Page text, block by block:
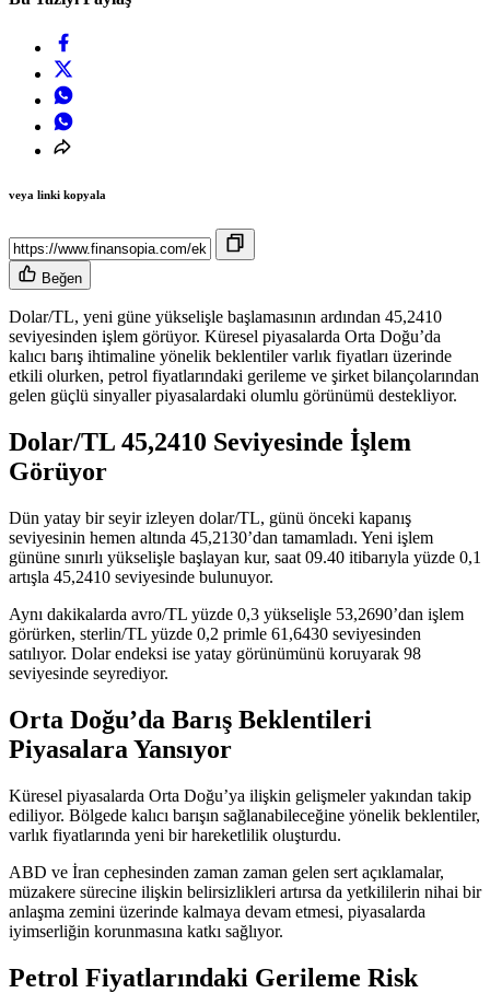
veya linki kopyala
Beğen
Dolar/TL, yeni güne yükselişle başlamasının ardından 45,2410
seviyesinden işlem görüyor. Küresel piyasalarda Orta Doğu’da
kalıcı barış ihtimaline yönelik beklentiler varlık fiyatları üzerinde
etkili olurken, petrol fiyatlarındaki gerileme ve şirket bilançolarından
gelen güçlü sinyaller piyasalardaki olumlu görünümü destekliyor.
Dolar/TL 45,2410 Seviyesinde İşlem
Görüyor
Dün yatay bir seyir izleyen dolar/TL, günü önceki kapanış
seviyesinin hemen altında 45,2130’dan tamamladı. Yeni işlem
gününe sınırlı yükselişle başlayan kur, saat 09.40 itibarıyla yüzde 0,1
artışla 45,2410 seviyesinde bulunuyor.
Aynı dakikalarda avro/TL yüzde 0,3 yükselişle 53,2690’dan işlem
görürken, sterlin/TL yüzde 0,2 primle 61,6430 seviyesinden
satılıyor. Dolar endeksi ise yatay görünümünü koruyarak 98
seviyesinde seyrediyor.
Orta Doğu’da Barış Beklentileri
Piyasalara Yansıyor
Küresel piyasalarda Orta Doğu’ya ilişkin gelişmeler yakından takip
ediliyor. Bölgede kalıcı barışın sağlanabileceğine yönelik beklentiler,
varlık fiyatlarında yeni bir hareketlilik oluşturdu.
ABD ve İran cephesinden zaman zaman gelen sert açıklamalar,
müzakere sürecine ilişkin belirsizlikleri artırsa da yetkililerin nihai bir
anlaşma zemini üzerinde kalmaya devam etmesi, piyasalarda
iyimserliğin korunmasına katkı sağlıyor.
Petrol Fiyatlarındaki Gerileme Risk